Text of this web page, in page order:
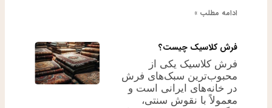
ادامه مطلب »
فرش کلاسیک چیست؟
فرش کلاسیک یکی از
محبوب‌ترین سبک‌های فرش
در خانه‌های ایرانی است و
معمولاً با نقوش سنتی،